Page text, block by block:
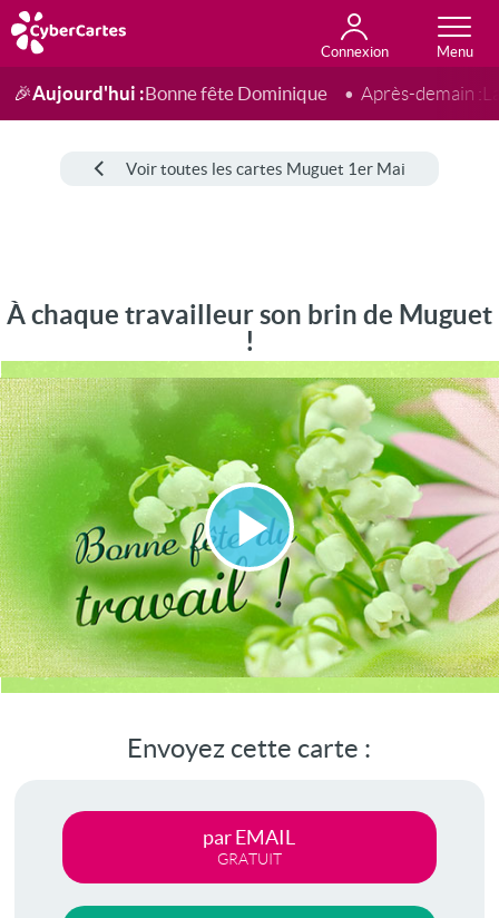
Connexion
Anniversaire
Fête du jour
Amour
Amitié
Merci
Toutes les cartes
🎉Aujourd'hui :Bonne fête Dominique Après-demain :
Voir toutes les cartes Muguet 1er Mai
À chaque travailleur son brin de Muguet
!
Lire
la
vidéo
Envoyez cette carte :
par EMAIL
GRATUIT